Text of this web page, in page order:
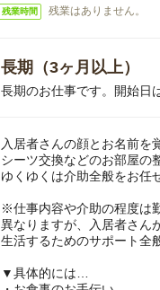
残業時間 残業はありません。
長期（3ヶ月以上）
長期のお仕事です。開始
入居者さんの顔とお名前を
シーツ交換などのお部屋の
ゆくゆくは介助全般をお任
※仕事内容や介助の程度は
異なりますが、入居者さん
生活するためのサポート全
▼具体的には…